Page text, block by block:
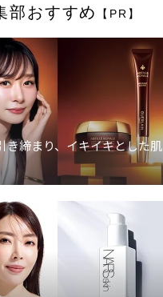
部おすすめ 【PR】
き締まり、イキイキとした肌